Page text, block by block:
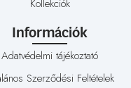
Kollekciók
Információk
Adatvédelmi tájékoztató
Szerződési Feltételek